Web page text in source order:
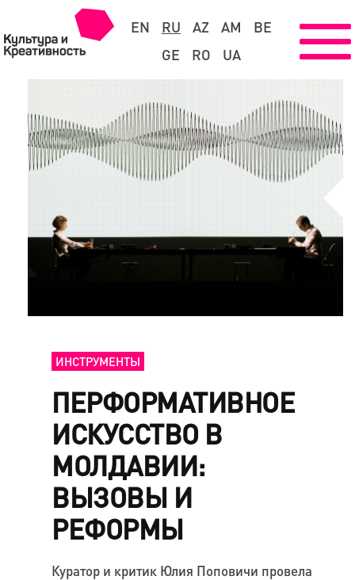
EN RU AZ AM
BE
GE
RO UA
ИНСТРУМЕНТЫ
ПЕРФОРМАТИВНОЕ
ИСКУССТВО В
МОЛДАВИИ:
ВЫЗОВЫ И
РЕФОРМЫ
Куратор и критик Юлия Поповичи провела